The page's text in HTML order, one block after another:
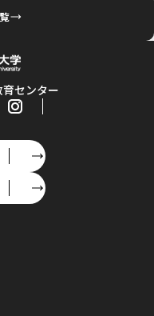
センター